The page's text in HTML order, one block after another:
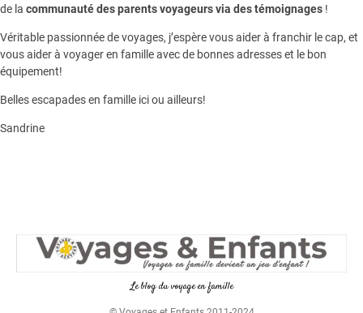
de la communauté des parents voyageurs via des témoignages !
Véritable passionnée de voyages, j’espère vous aider à franchir le cap, et
vous aider à voyager en famille avec de bonnes adresses et le bon
équipement!
Belles escapades en famille ici ou ailleurs!
Sandrine
Le blog du voyage en famille